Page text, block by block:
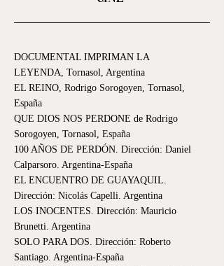
DOCUMENTAL IMPRIMAN LA
LEYENDA, Tornasol, Argentina
EL REINO, Rodrigo Sorogoyen, Tornasol,
España
QUE DIOS NOS PERDONE de Rodrigo
Sorogoyen, Tornasol, España
100 AÑOS DE PERDÓN. Dirección: Daniel
Calparsoro. Argentina-España
EL ENCUENTRO DE GUAYAQUIL.
Dirección: Nicolás Capelli. Argentina
LOS INOCENTES. Dirección: Mauricio
Brunetti. Argentina
SOLO PARA DOS. Dirección: Roberto
Santiago. Argentina-España